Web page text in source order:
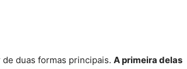
duas formas principais. A primeira delas